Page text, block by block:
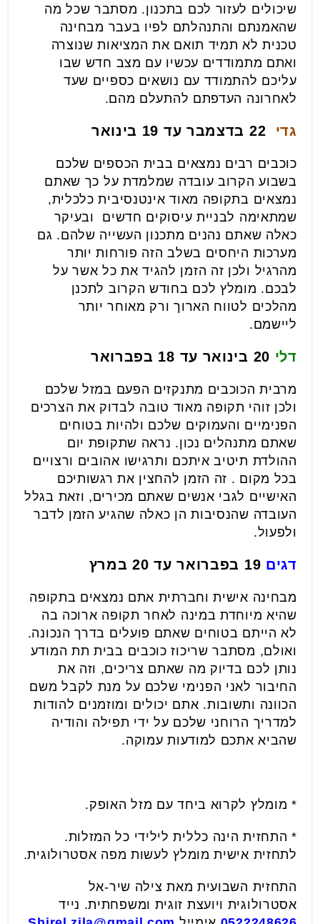
שיכולים לעזור לכם בתכנון. מסתבר שכל מה
שהאמנתם והתנהלתם לפיו בעבר מבחינה
טכנית לא תמיד תואם את המציאות שנוצרה
ואתם מתמודדים עכשיו עם מצב חדש שבו
עליכם להתמודד עם נושאים כספיים שעד
לאחרונה העדפתם להתעלם מהם.
גדי
כוכבים רבים נמצאים בבית הכספים שלכם
בשבוע הקרוב עובדה שמלמדת על כך שאתם
נמצאים בתקופה מאוד אינטנסיבית כלכלית,
שמתאימה לבניית עיסוקים חדשים ובעיקר
כאלה שאתם נהנים מתכנון העשייה שלהם. גם
מערכות היחסים בשלב הזה פורחות יותר
מהרגיל ולכן זה הזמן להגיד את כל אשר על
לבכם. מומלץ לכם בחודש הקרוב לתכנן
מהלכים לטווח הארוך ורק מאוחר יותר
ליישמם.
דלי
מרבית הכוכבים מתנקזים הפעם במזל שלכם
ולכן זוהי תקופה מאוד טובה לבדוק את הצרכים
הפנימיים והעמוקים שלכם ולהיות בטוחים
שאתם מתנהלים נכון. נראה שתקופת יום
ההולדת תיטיב איתכם ותרגישו אהובים ורצויים
בכל מקום . זה הזמן להחצין את רגשותיכם
האישיים לגבי אנשים שאתם מכירים, וזאת בגלל
העובדה שהנסיבות הן כאלה שהגיע הזמן לדבר
ולפעול.
דגים
מבחינה אישית וחברתית אתם נמצאים בתקופה
שהיא מיוחדת במינה לאחר תקופה ארוכה בה
לא הייתם בטוחים שאתם פועלים בדרך הנכונה.
ואולם, מסתבר שריכוז כוכבים בבית תת המודע
נותן לכם בדיוק מה שאתם צריכים, וזה את
החיבור לאני הפנימי שלכם על מנת לקבל משם
הכוונה ותשובות. אתם יכולים ומוזמנים להודות
למדריך הרוחני שלכם על ידי תפילה והודיה
שהביא אתכם למודעות עמוקה.
* מומלץ לקרוא ביחד עם מזל האופק.
* התחזית הינה כללית לילידי כל המזלות.
לתחזית אישית מומלץ לעשות מפה אסטרולוגית.
התחזית השבועית מאת צילה שיר-אל
אסטרולוגית ויועצת זוגית ומשפחתית. נייד